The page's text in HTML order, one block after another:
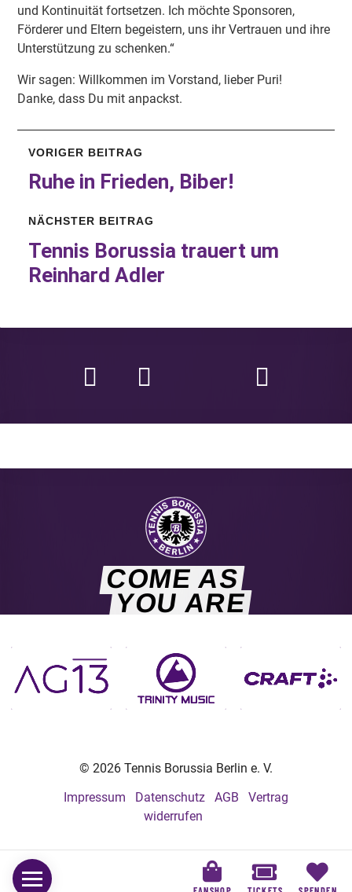
und Kontinuität fortsetzen. Ich möchte Sponsoren,
Förderer und Eltern begeistern, uns ihr Vertrauen und ihre
Unterstützung zu schenken.“
Wir sagen: Willkommen im Vorstand, lieber Puri!
Danke, dass Du mit anpackst.
VORIGER BEITRAG
Ruhe in Frieden, Biber!
NÄCHSTER BEITRAG
Tennis Borussia trauert um
Reinhard Adler
COME AS
YOU ARE
© 2026 Tennis Borussia Berlin e. V.
Impressum
Datenschutz AGB
Vertrag
widerrufen